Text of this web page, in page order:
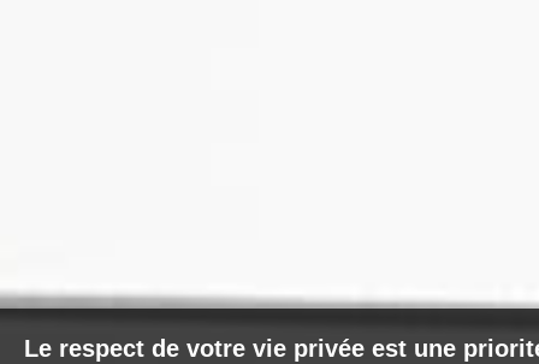
Le respect de votre vie privée est une